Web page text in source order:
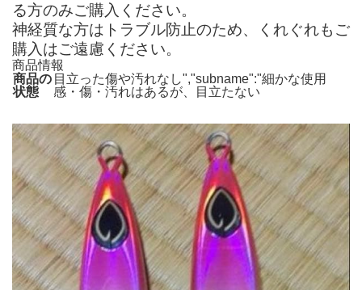
る方のみご購入ください。
神経質な方はトラブル防止のため、くれぐれもご
購入はご遠慮ください。
商品情報
商品の
状態
目立った傷や汚れなし","subname":"細かな使用
感・傷・汚れはあるが、目立たない